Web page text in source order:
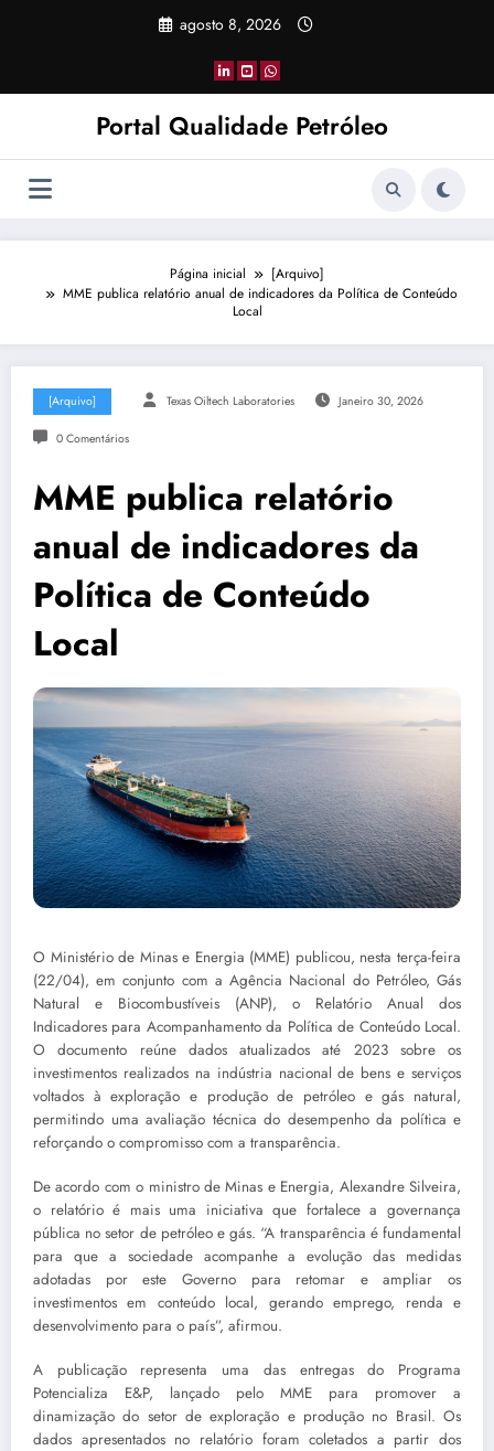
agosto 8, 2026
Portal Qualidade Petróleo
Página inicial
[Arquivo]
MME publica relatório anual de indicadores da Política de Conteúdo
Local
[Arquivo] Texas Oiltech Laboratories Janeiro 30, 2026
0 Comentários
MME publica relatório
anual de indicadores da
Política de Conteúdo
Local
O Ministério de Minas e Energia (MME) publicou, nesta terça-feira
(22/04), em conjunto com a Agência Nacional do Petróleo, Gás
Natural e Biocombustíveis (ANP), o Relatório Anual dos
Indicadores para Acompanhamento da Política de Conteúdo Local.
O documento reúne dados atualizados até 2023 sobre os
investimentos realizados na indústria nacional de bens e serviços
voltados à exploração e produção de petróleo e gás natural,
permitindo uma avaliação técnica do desempenho da política e
reforçando o compromisso com a transparência.
De acordo com o ministro de Minas e Energia, Alexandre Silveira,
o relatório é mais uma iniciativa que fortalece a governança
pública no setor de petróleo e gás. “A transparência é fundamental
para que a sociedade acompanhe a evolução das medidas
adotadas por este Governo para retomar e ampliar os
investimentos em conteúdo local, gerando emprego, renda e
desenvolvimento para o país”, afirmou.
A publicação representa uma das entregas do Programa
Potencializa E&P, lançado pelo MME para promover a
dinamização do setor de exploração e produção no Brasil. Os
dados apresentados no relatório foram coletados a partir dos